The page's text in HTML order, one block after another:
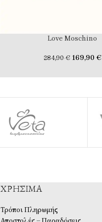
Love Moschino
284,90€ 169,90 €
ΧΡΉΣΙΜΑ
Τρόποι Πληρωμής